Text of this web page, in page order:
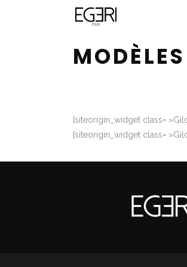
[siteorigin_widget class=
[siteorigin_widget class=